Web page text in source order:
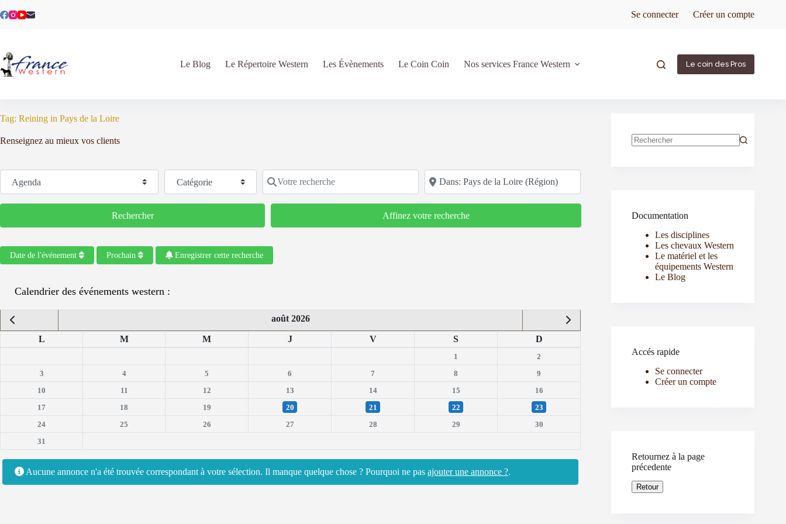
au
Se connecter Créer un compte
Le Blog Le Répertoire Western Les Évènements Le Coin Coin Nos services France Western Le coin des Pros
Tag: Reining in Pays de la Loire
Renseignez au mieux vos clients
Sélectionnez le type de recherche Catégorie Votre recherche Code postal/région/ville
RechercherRechercher Affinez votre recherche
Date de l'événement Prochain Enregistrer cette recherche
Calendrier des événements western :
août 2026
L M M J V S D
1
2
3
4 5 6 7 8
9
10
11 12 13 14 15
16
17
18 19 20 21 22
23
24
25 26 27 28 29
30
31
Aucune annonce n'a été trouvée correspondant à votre sélection. Il manque quelque chose ? Pourquoi ne pas ajouter une annonce ?.
Documentation
Les disciplines
Les chevaux Western
Le matériel et les
équipements Western
Le Blog
Accés rapide
Se connecter
Créer un compte
Retournez à la page
précedente